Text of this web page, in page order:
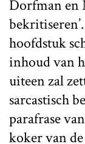
Dorfman en
hoofdstuk
inhoud van
uiteen zal
sarcastisch
parafrase
koker van